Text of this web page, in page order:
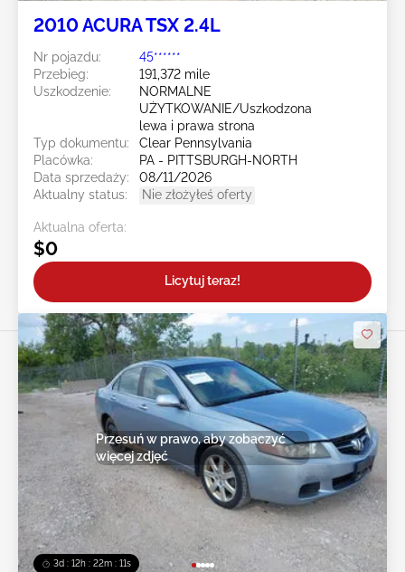
2010 ACURA TSX 2.4L
Nr pojazdu:
45******
Przebieg:
191,372 mile
Uszkodzenie:
NORMALNE
UŻYTKOWANIE/Uszkodzona
lewa i prawa strona
Typ dokumentu:
Clear Pennsylvania
Placówka:
PA - PITTSBURGH-NORTH
Data sprzedaży:
08/11/2026
Aktualny status:
Nie złożyłeś oferty
Aktualna oferta:
$0
Licytuj teraz!
3d : 12h : 22m : 08s
Przesuń w prawo, aby zobaczyć
więcej zdjęć